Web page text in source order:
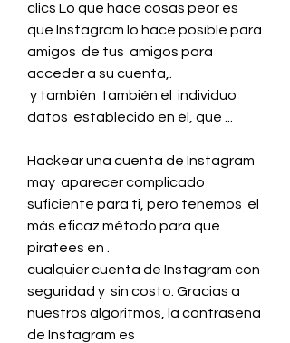
clics Lo que hace cosas peor es
que Instagram lo hace posible para
amigos  de tus  amigos para
acceder a su cuenta,.
datos  establecido en él, que ...
Hackear una cuenta de Instagram
may  aparecer complicado
suficiente para ti, pero tenemos  el
más eficaz método para que
piratees en .
cualquier cuenta de Instagram con
seguridad y  sin costo. Gracias a
nuestros algoritmos, la contraseña
de Instagram es